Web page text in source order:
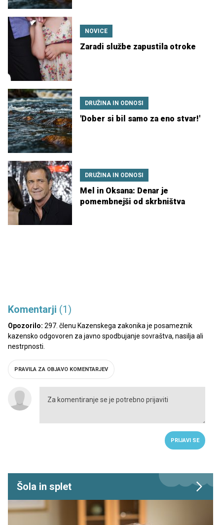
NOVICE
Zaradi službe zapustila otroke
DRUŽINA IN ODNOSI
'Dober si bil samo za eno stvar!'
DRUŽINA IN ODNOSI
Mel in Oksana: Denar je
pomembnejši od skrbništva
Komentarji (1)
Opozorilo: 297. členu Kazenskega zakonika je posameznik
kazensko odgovoren za javno spodbujanje sovraštva, nasilja ali
nestrpnosti.
PRAVILA ZA OBJAVO KOMENTARJEV
PRIJAVI SE
Šola in splet